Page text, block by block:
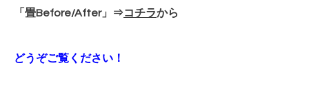
「畳Before/After」⇒コチラから
どうぞご覧ください！